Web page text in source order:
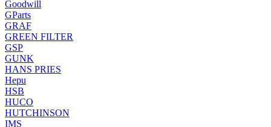
Goodwill
GParts
GRAF
GREEN FILTER
GSP
GUNK
HANS PRIES
Hepu
HSB
HUCO
HUTCHINSON
IMS